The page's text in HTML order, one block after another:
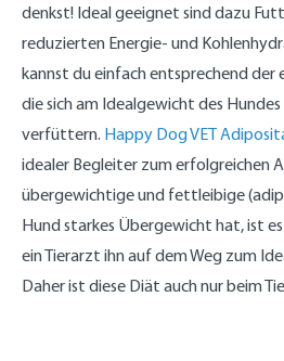
denkst! Ideal geeignet sind dazu
reduzierten Energie- und
kannst du einfach entsprechend der
die sich am Idealgewicht des
verfüttern. Happy Dog VET
idealer Begleiter zum erfolgreichen
übergewichtige und fettleibige
Hund starkes Übergewicht hat, ist
ein Tierarzt ihn auf dem Weg zum
Daher ist diese Diät auch nur beim